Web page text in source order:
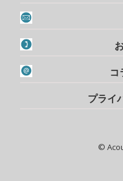
コ
プライ
©